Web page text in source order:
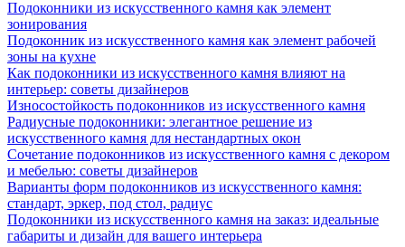
Подоконники из искусственного камня как элемент
зонирования
Подоконник из искусственного камня как элемент рабочей
зоны на кухне
Как подоконники из искусственного камня влияют на
интерьер: советы дизайнеров
Износостойкость подоконников из искусственного камня
Радиусные подоконники: элегантное решение из
искусственного камня для нестандартных окон
Сочетание подоконников из искусственного камня с декором
и мебелью: советы дизайнеров
Варианты форм подоконников из искусственного камня:
стандарт, эркер, под стол, радиус
Подоконники из искусственного камня на заказ: идеальные
габариты и дизайн для вашего интерьера